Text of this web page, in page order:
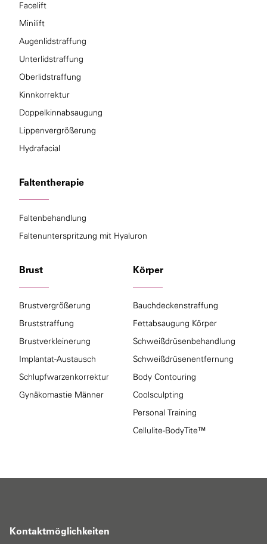
Facelift
Minilift
Augenlidstraffung
Unterlidstraffung
Oberlidstraffung
Kinnkorrektur
Doppelkinnabsaugung
Lippenvergrößerung
Hydrafacial
Faltentherapie
Faltenbehandlung
Faltenunterspritzung mit Hyaluron
Brust
Brustvergrößerung
Bruststraffung
Brustverkleinerung
Implantat-Austausch
Schlupfwarzenkorrektur
Gynäkomastie Männer
Körper
Bauchdeckenstraffung
Fettabsaugung Körper
Schweißdrüsenbehandlung
Schweißdrüsenentfernung
Body Contouring
Coolsculpting
Personal Training
Cellulite-BodyTite™
Kontaktmöglichkeiten